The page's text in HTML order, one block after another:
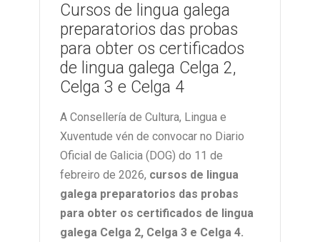
Cursos de lingua galega
preparatorios das probas
para obter os certificados
de lingua galega Celga 2,
Celga 3 e Celga 4
A Consellería de Cultura, Lingua e
Xuventude vén de convocar no Diario
Oficial de Galicia (DOG) do 11 de
febreiro de 2026, cursos de lingua
galega preparatorios das probas
para obter os certificados de lingua
galega Celga 2, Celga 3 e Celga 4.